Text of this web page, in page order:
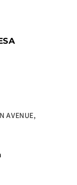
AVENUE,